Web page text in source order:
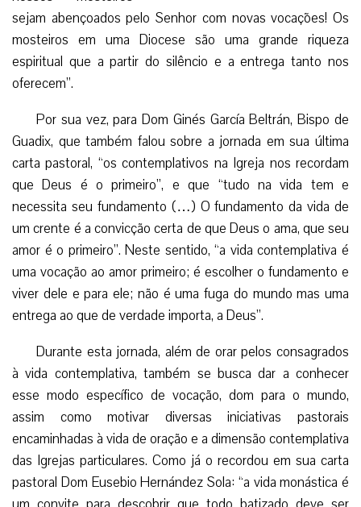
que Deus é o primeiro”, e que “tudo na vida tem e
necessita seu fundamento (…) O fundamento da vida de
um crente é a convicção certa de que Deus o ama, que seu
amor é o primeiro”. Neste sentido, “a vida contemplativa é
viver dele e para ele; não é uma fuga do mundo mas uma
entrega ao que de verdade importa, a Deus”.
Durante esta jornada, além de orar pelos consagrados
à vida contemplativa, também se busca dar a conhecer
esse modo específico de vocação, dom para o mundo,
assim como motivar diversas iniciativas pastorais
encaminhadas à vida de oração e a dimensão contemplativa
das Igrejas particulares. Como já o recordou em sua carta
pastoral Dom Eusebio Hernández Sola: “a vida monástica é
também um contemplativo em meio do mundo”.
(GPE/EPC)
Facebook
Twitter WhatsApp
Email